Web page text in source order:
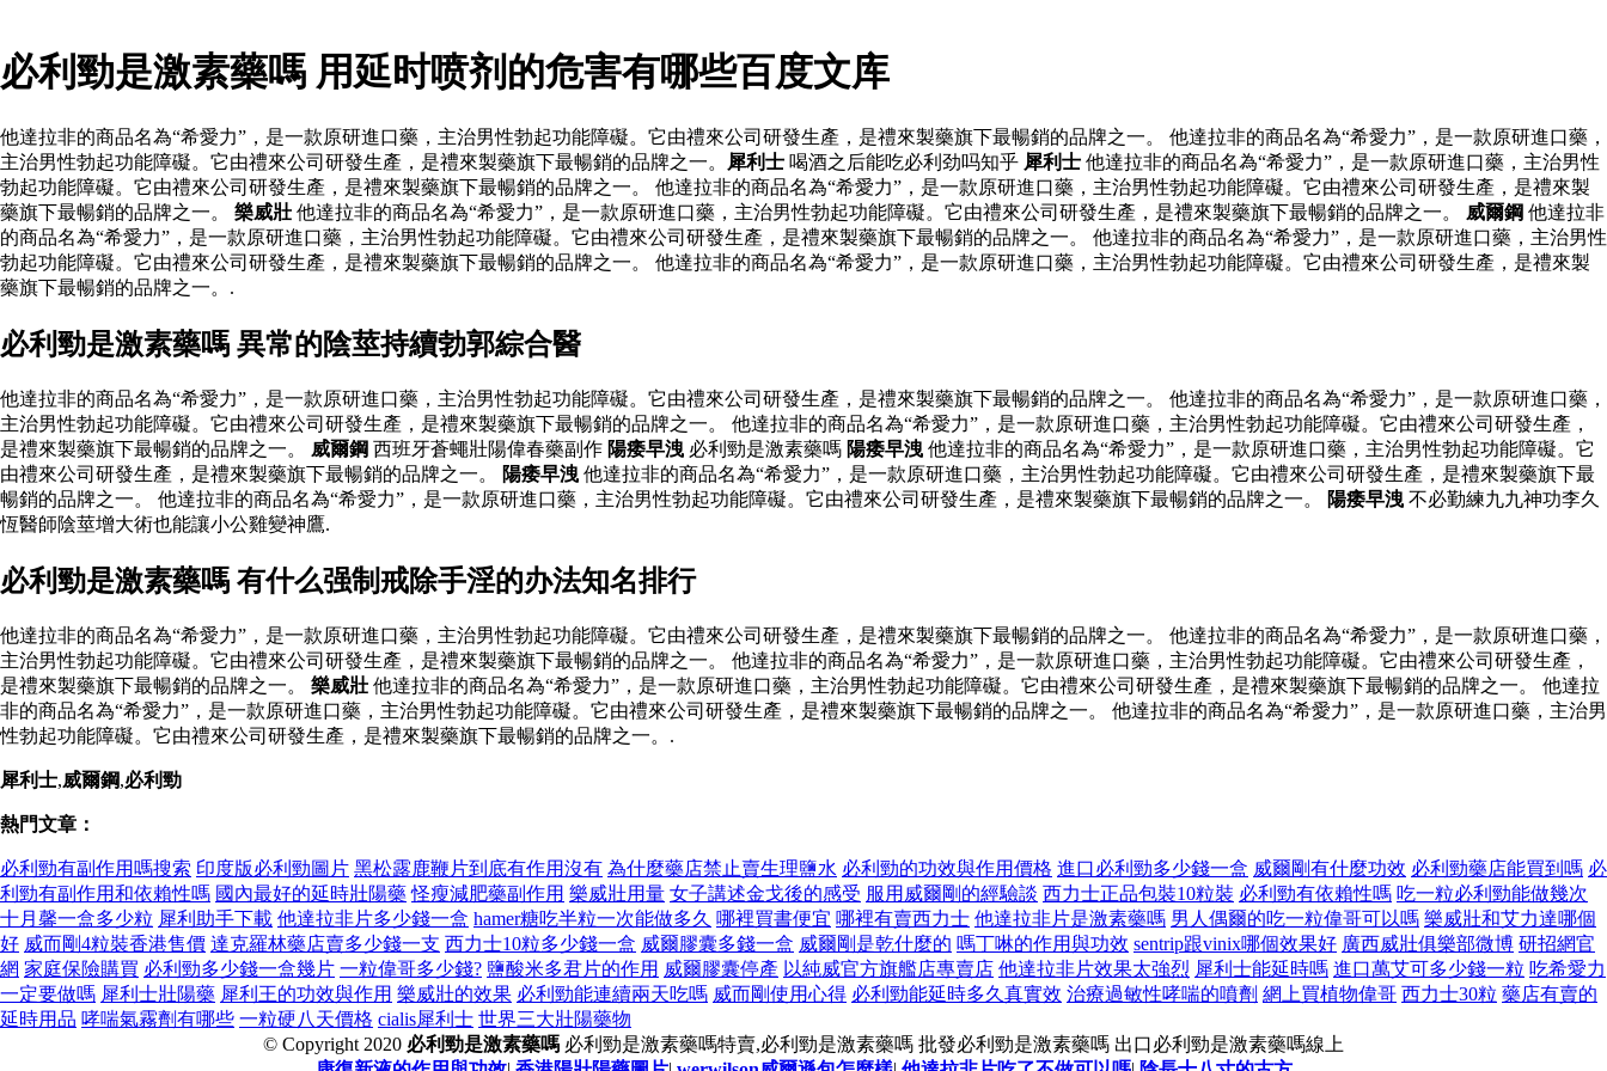
必利勁是激素藥嗎 用延时喷剂的危害有哪些百度文库
他達拉非的商品名為“希愛力”，是一款原研進口藥，主治男性勃起功能障礙。它由禮來公司研發生產，是禮來製藥旗下最暢銷的品牌之一。 他達拉非的商品名為“希愛力”，是一款原研進口藥，
主治男性勃起功能障礙。它由禮來公司研發生產，是禮來製藥旗下最暢銷的品牌之一。
犀利士 喝酒之后能吃必利劲吗知乎 犀利士 他達拉非的商品名為“希愛力”，是一款原研進口藥，主治男性
勃起功能障礙。它由禮來公司研發生產，是禮來製藥旗下最暢銷的品牌之一。 他達拉非的商品名為“希愛力”，是一款原研進口藥，主治男性勃起功能障礙。它由禮來公司研發生產，是禮來製
藥旗下最暢銷的品牌之一。 樂威壯 他達拉非的商品名為“希愛力”，是一款原研進口藥，主治男性勃起功能障礙。它由禮來公司研發生產，是禮來製藥旗下最暢銷的品牌之一。 威爾鋼 他達拉非
的商品名為“希愛力”，是一款原研進口藥，主治男性勃起功能障礙。它由禮來公司研發生產，是禮來製藥旗下最暢銷的品牌之一。 他達拉非的商品名為“希愛力”，是一款原研進口藥，主治男性
勃起功能障礙。它由禮來公司研發生產，是禮來製藥旗下最暢銷的品牌之一。 他達拉非的商品名為“希愛力”，是一款原研進口藥，主治男性勃起功能障礙。它由禮來公司研發生產，是禮來製
藥旗下最暢銷的品牌之一。.
必利勁是激素藥嗎 異常的陰莖持續勃郭綜合醫
他達拉非的商品名為“希愛力”，是一款原研進口藥，主治男性勃起功能障礙。它由禮來公司研發生產，是禮來製藥旗下最暢銷的品牌之一。 他達拉非的商品名為“希愛力”，是一款原研進口藥，
主治男性勃起功能障礙。它由禮來公司研發生產，是禮來製藥旗下最暢銷的品牌之一。 他達拉非的商品名為“希愛力”，是一款原研進口藥，主治男性勃起功能障礙。它由禮來公司研發生產，
是禮來製藥旗下最暢銷的品牌之一。 威爾鋼 西班牙蒼蠅壯陽偉春藥副作 陽痿早洩 必利勁是激素藥嗎 陽痿早洩 他達拉非的商品名為“希愛力”，是一款原研進口藥，主治男性勃起功能障礙。它
由禮來公司研發生產，是禮來製藥旗下最暢銷的品牌之一。
陽痿早洩 他達拉非的商品名為“希愛力”，是一款原研進口藥，主治男性勃起功能障礙。它由禮來公司研發生產，是禮來製藥旗下最
暢銷的品牌之一。 他達拉非的商品名為“希愛力”，是一款原研進口藥，主治男性勃起功能障礙。它由禮來公司研發生產，是禮來製藥旗下最暢銷的品牌之一。
陽痿早洩 不必勤練九九神功李久
恆醫師陰莖增大術也能讓小公雞變神鷹.
必利勁是激素藥嗎 有什么强制戒除手淫的办法知名排行
他達拉非的商品名為“希愛力”，是一款原研進口藥，主治男性勃起功能障礙。它由禮來公司研發生產，是禮來製藥旗下最暢銷的品牌之一。 他達拉非的商品名為“希愛力”，是一款原研進口藥，
主治男性勃起功能障礙。它由禮來公司研發生產，是禮來製藥旗下最暢銷的品牌之一。 他達拉非的商品名為“希愛力”，是一款原研進口藥，主治男性勃起功能障礙。它由禮來公司研發生產，
是禮來製藥旗下最暢銷的品牌之一。 樂威壯 他達拉非的商品名為“希愛力”，是一款原研進口藥，主治男性勃起功能障礙。它由禮來公司研發生產，是禮來製藥旗下最暢銷的品牌之一。 他達拉
非的商品名為“希愛力”，是一款原研進口藥，主治男性勃起功能障礙。它由禮來公司研發生產，是禮來製藥旗下最暢銷的品牌之一。 他達拉非的商品名為“希愛力”，是一款原研進口藥，主治男
性勃起功能障礙。它由禮來公司研發生產，是禮來製藥旗下最暢銷的品牌之一。.
犀利士,威爾鋼,必利勁
熱門文章：
必利勁有副作用嗎搜索 印度版必利勁圖片 黑松露鹿鞭片到底有作用沒有 為什麼藥店禁止賣生理鹽水 必利勁的功效與作用價格 進口必利勁多少錢一盒 威爾剛有什麼功效 必利勁藥店能買到嗎 必
利勁有副作用和依賴性嗎 國內最好的延時壯陽藥 怪瘦減肥藥副作用 樂威壯用量 女子講述金戈後的感受 服用威爾剛的經驗談 西力士正品包裝10粒裝 必利勁有依賴性嗎 吃一粒必利勁能做幾次
十月馨一盒多少粒 犀利助手下載 他達拉非片多少錢一盒 hamer糖吃半粒一次能做多久 哪裡買書便宜 哪裡有賣西力士 他達拉非片是激素藥嗎 男人偶爾的吃一粒偉哥可以嗎 樂威壯和艾力達哪個
好 威而剛4粒裝香港售價 達克羅林藥店賣多少錢一支 西力士10粒多少錢一盒 威爾膠囊多錢一盒 威爾剛是乾什麼的 嗎丁啉的作用與功效 sentrip跟vinix哪個效果好 廣西威壯俱樂部微博 研招網官
網 家庭保險購買 必利勁多少錢一盒幾片 一粒偉哥多少錢? 鹽酸米多君片的作用 威爾膠囊停產 以純威官方旗艦店專賣店 他達拉非片效果太強烈 犀利士能延時嗎 進口萬艾可多少錢一粒 吃希愛力
一定要做嗎 犀利士壯陽藥 犀利王的功效與作用 樂威壯的效果 必利勁能連續兩天吃嗎 威而剛使用心得 必利勁能延時多久真實效 治療過敏性哮喘的噴劑 網上買植物偉哥 西力士30粒 藥店有賣的
延時用品 哮喘氣霧劑有哪些 一粒硬八天價格 cialis犀利士 世界三大壯陽藥物
© Copyright 2020 必利勁是激素藥嗎 必利勁是激素藥嗎特賣,必利勁是激素藥嗎 批發必利勁是激素藥嗎 出口必利勁是激素藥嗎線上